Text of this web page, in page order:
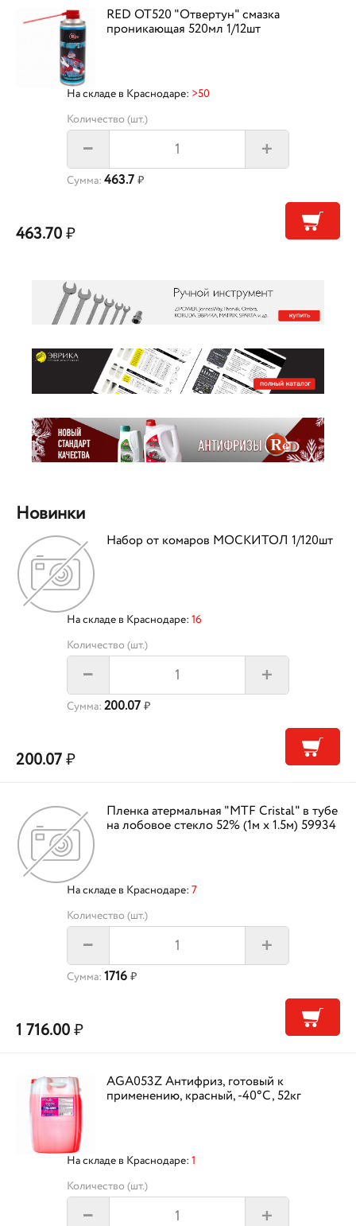
RED OT520 "Отвертун" смазка
проникающая 520мл 1/12шт
На складе в Краснодаре: >50
Количество (шт.)
– +
Сумма: 463.7 ₽
463.70₽
Новинки
Набор от комаров МОСКИТОЛ 1/120шт
На складе в Краснодаре: 16
Количество (шт.)
– +
Сумма: 200.07 ₽
200.07₽
Пленка атермальная "MTF Cristal" в тубе
на лобовое стекло 52% (1м х 1.5м) 59934
На складе в Краснодаре: 7
Количество (шт.)
– +
Сумма: 1716 ₽
1 716.00₽
AGA053Z Антифриз, готовый к
применению, красный, -40°С, 52кг
На складе в Краснодаре: 1
Количество (шт.)
– +